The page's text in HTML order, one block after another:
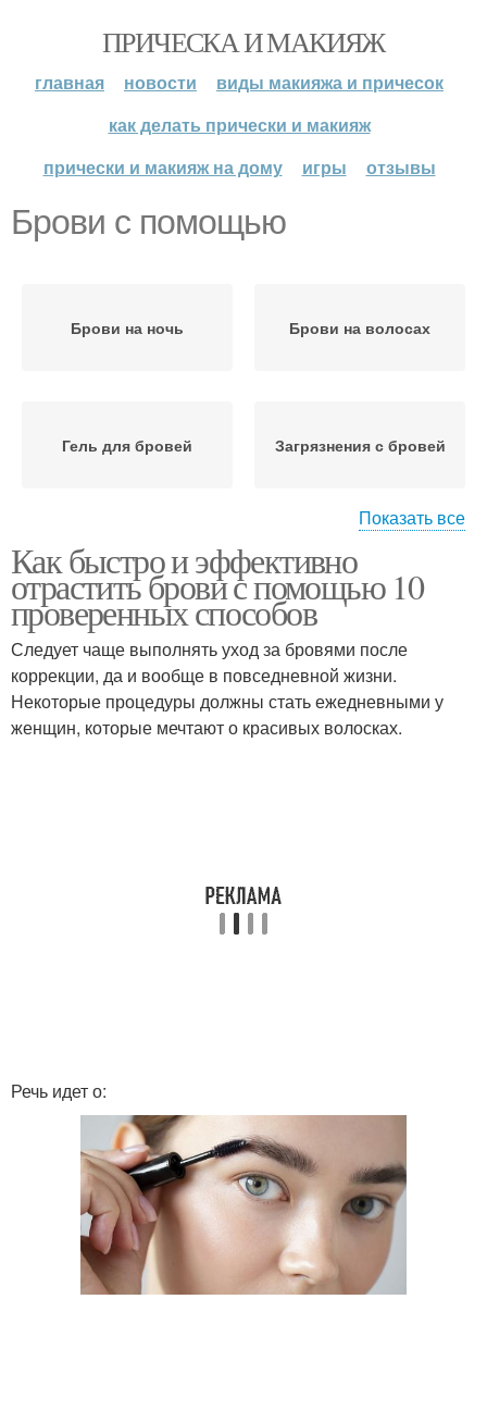
ПРИЧЕСКА И МАКИЯЖ
главная новости
виды макияжа и причесок
как делать прически и макияж
прически и макияж на дому
игры отзывы
Брови с помощью
Брови на ночь Брови на волосах
Гель для бровей Загрязнения с бровей
Удаления с помощью Мази для бровей
Средства для бровей Волос на бровях
Брови на постоянной
Показать все
Как быстро и эффективно
отрастить брови с помощью 10
проверенных способов
Следует чаще выполнять уход за бровями после
коррекции, да и вообще в повседневной жизни.
Некоторые процедуры должны стать ежедневными у
женщин, которые мечтают о красивых волосках.
Речь идет о: